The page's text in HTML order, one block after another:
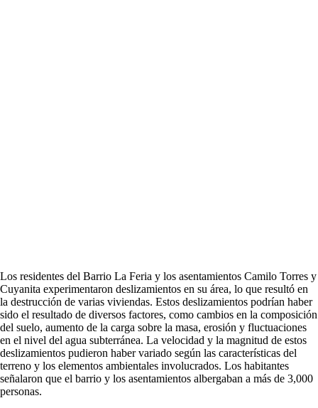
Los residentes del Barrio La Feria y los asentamientos Camilo Torres y
Cuyanita experimentaron deslizamientos en su área, lo que resultó en
la destrucción de varias viviendas. Estos deslizamientos podrían haber
sido el resultado de diversos factores, como cambios en la composición
del suelo, aumento de la carga sobre la masa, erosión y fluctuaciones
en el nivel del agua subterránea. La velocidad y la magnitud de estos
deslizamientos pudieron haber variado según las características del
terreno y los elementos ambientales involucrados. Los habitantes
señalaron que el barrio y los asentamientos albergaban a más de 3,000
personas.